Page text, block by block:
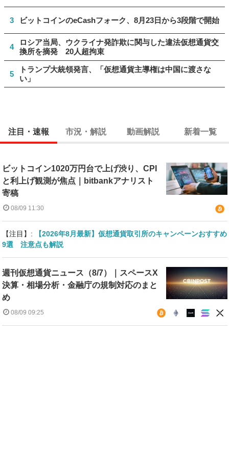
3 ビットコインのeCashフォーク、8月23日から3段階で開始
4
ロシア当局、ウクライナ発詐欺に関与した違法仮想通貨交
換所を摘発 20人超拘束
5
トランプ大統領発言、「仮想通貨主導権は中国に渡さな
い」
注目・速報 市況・解説 動画解説 新着一覧
ビットコイン1020万円台で上げ渋り、CPI
と利上げ観測が焦点｜bitbankアナリスト
寄稿
08/09 11:30
【注目】:
【2026年8月最新】仮想通貨取引所のキャンペーンおすすめ
9選 注意点も解説
週刊仮想通貨ニュース（8/7）｜スペースX
決算・相場分析・金融庁の規制対応のまと
め
08/09 09:25